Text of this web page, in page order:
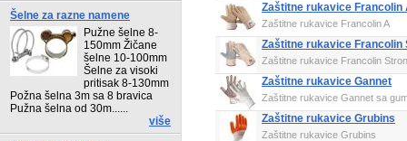
Šelne za razne namene
Pužne šelne 8-
150mm Žičane
šelne 10-100mm
Šelne za visoki
pritisak 8-130mm
Požna šelna 3m sa 8 bravica
Pužna šelna od 30m......
više
Zaštitne rukavice Francolin
Zaštitne rukavice Francolin A
Zaštitne rukavice Francolin
Zaštitne rukavice Francolin
Zaštitne rukavice Gannet
Zaštitne rukavice Gannet sa
Zaštitne rukavice Grubins
Zaštitne rukavice Grubins